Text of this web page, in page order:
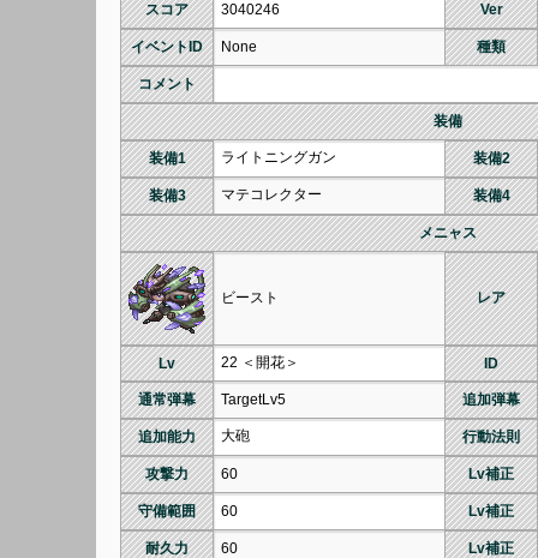
スコア 3040246 Ver
イベントID None 種類
コメント
装備
装備1 ライトニングガン 装備2
装備3 マテコレクター 装備4
メニャス
ビースト レア
Lv 22 ＜開花＞ ID
通常弾幕 TargetLv5 追加弾幕
追加能力 大砲 行動法則
攻撃力 60 Lv補正
守備範囲 60 Lv補正
耐久力 60 Lv補正